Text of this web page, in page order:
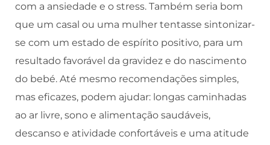
com a ansiedade e o stress. Também seria bom
que um casal ou uma mulher tentasse sintonizar-
se com um estado de espírito positivo, para um
resultado favorável da gravidez e do nascimento
do bebé. Até mesmo recomendações simples,
mas eficazes, podem ajudar: longas caminhadas
ao ar livre, sono e alimentação saudáveis,
descanso e atividade confortáveis e uma atitude